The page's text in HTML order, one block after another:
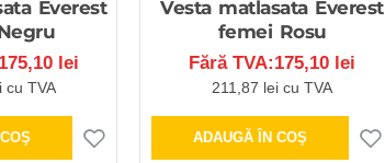
Everest
lei
cu TVA
Vesta matlasata Everest
femei Rosu
Fără TVA:175,10 lei
211,87 lei cu TVA
ADAUGĂ ÎN COŞ